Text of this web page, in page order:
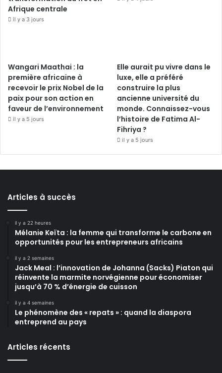
Afrique centrale
il y a 3 jours
Wangari Maathai : la
première africaine à
recevoir le prix Nobel de la
paix pour son action en
faveur de l’environnement
il y a 5 jours
Elle aurait pu vivre dans le
luxe, elle a préféré
construire la plus
ancienne université du
monde. Connaissez-vous
l’histoire de Fatima Al-
Fihriya ?
il y a 5 jours
Articles à succès
il y a 22 heures
Mélanie Keïta : la femme qui transforme le carbone en
opportunités pour les entrepreneurs africains
il y a 2 semaines
Jack Meal : l’innovation de Johanna (Sacks) Piaton qui
réinvente la marmite norvégienne pour économiser
jusqu’à 70 % d’énergie de cuisson
il y a 4 semaines
Le phénomène des « repats » : quand la diaspora
entreprend au pays
Articles récents